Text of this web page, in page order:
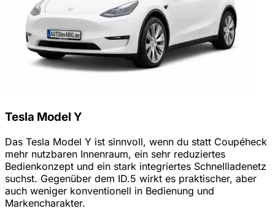
Tesla Model Y
Das Tesla Model Y ist sinnvoll, wenn du statt Coupéheck
mehr nutzbaren Innenraum, ein sehr reduziertes
Bedienkonzept und ein stark integriertes Schnellladenetz
suchst. Gegenüber dem ID.5 wirkt es praktischer, aber
auch weniger konventionell in Bedienung und
Markencharakter.